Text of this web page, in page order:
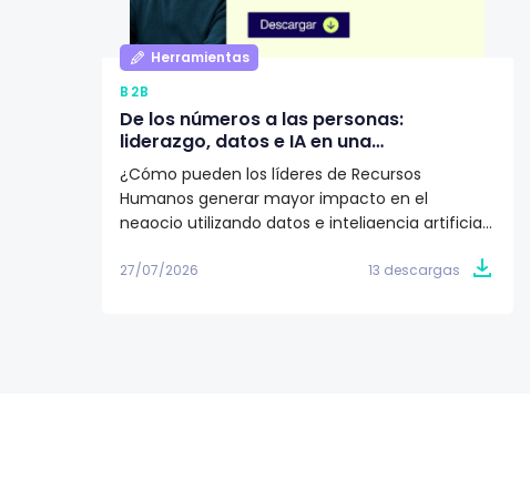
Herramientas
B2B
De los números a las personas:
liderazgo, datos e IA en una
organización según Juan Eduardo
Jaramillo
¿Cómo pueden los líderes de Recursos
Humanos generar mayor impacto en el
negocio utilizando datos e inteligencia artificial?
visión de Juan Eduardo Jaramillo, VP de Talento
27/07/2026 13 descargas